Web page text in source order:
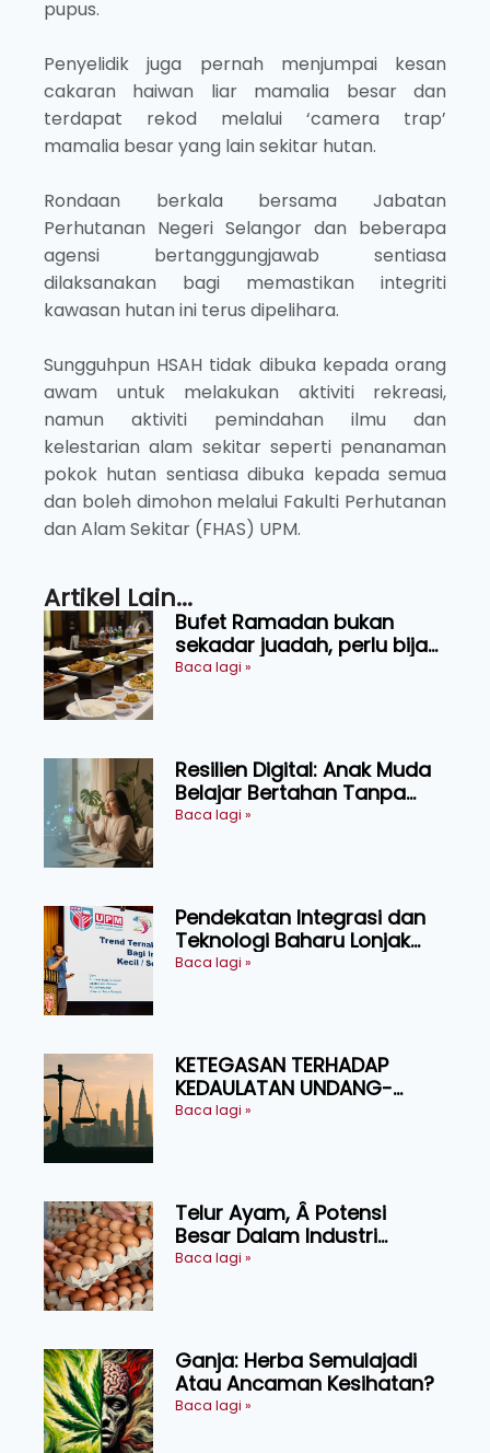
pupus.
Penyelidik juga pernah menjumpai kesan
cakaran haiwan liar mamalia besar dan
terdapat rekod melalui ‘camera trap’
mamalia besar yang lain sekitar hutan.
Rondaan berkala bersama Jabatan
Perhutanan Negeri Selangor dan beberapa
agensi bertanggungjawab sentiasa
dilaksanakan bagi memastikan integriti
kawasan hutan ini terus dipelihara.
Sungguhpun HSAH tidak dibuka kepada orang
awam untuk melakukan aktiviti rekreasi,
namun aktiviti pemindahan ilmu dan
kelestarian alam sekitar seperti penanaman
pokok hutan sentiasa dibuka kepada semua
dan boleh dimohon melalui Fakulti Perhutanan
dan Alam Sekitar (FHAS) UPM.
Artikel Lain...
Bufet Ramadan bukan
sekadar juadah, perlu bijak
memilih dan selamat
Baca lagi »
Resilien Digital: Anak Muda
Belajar Bertahan Tanpa
Perlu Menekan Diri
Baca lagi »
Pendekatan Integrasi dan
Teknologi Baharu Lonjak
Produktiviti Ternakan
Baca lagi »
KETEGASAN TERHADAP
KEDAULATAN UNDANG-
UNDANG ASAS KEPADA
Baca lagi »
Telur Ayam, Â Potensi
Besar Dalam Industri
Makanan, Kosmetik dan
Baca lagi »
Ganja: Herba Semulajadi
Atau Ancaman Kesihatan?
Baca lagi »